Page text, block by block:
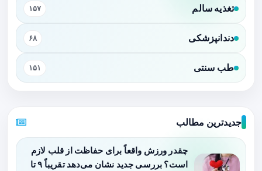
تغذیه سالم ۱۵۷
دندانپزشکی ۶۸
طب سنتی ۱۵۱
جدیدترین مطالب
چقدر ورزش واقعاً برای حفاظت از قلب لازم
است؟ بررسی جدید نشان می‌دهد تقریباً ۹ تا